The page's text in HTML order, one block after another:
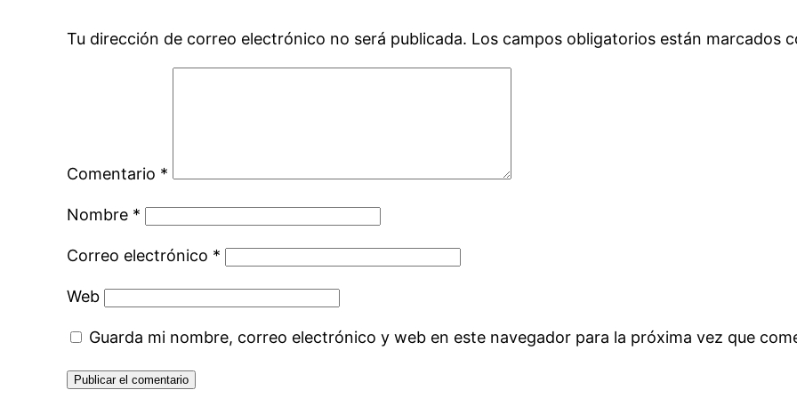
Tu dirección de correo electrónico no será publicada. Los campos obligatorios están marcados
Comentario *
Nombre *
Correo electrónico *
Web
Guarda mi nombre, correo electrónico y web en este navegador para la próxima vez que